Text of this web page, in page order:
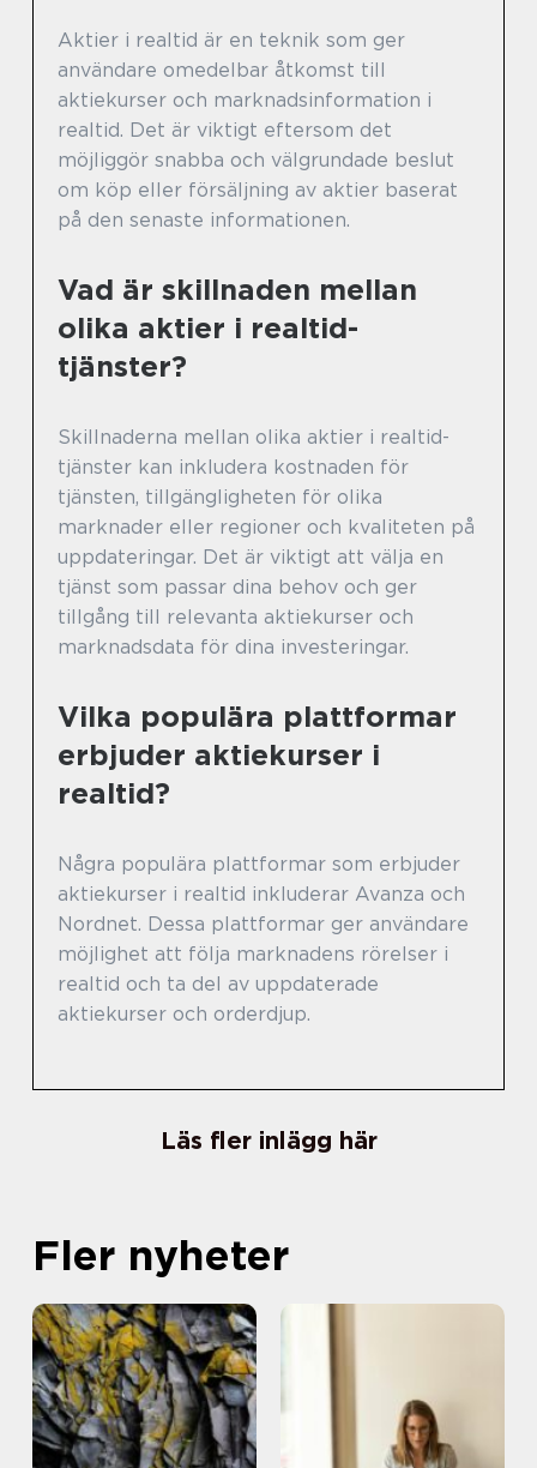
Aktier i realtid är en teknik som ger
användare omedelbar åtkomst till
aktiekurser och marknadsinformation i
realtid. Det är viktigt eftersom det
möjliggör snabba och välgrundade beslut
om köp eller försäljning av aktier baserat
på den senaste informationen.
Vad är skillnaden mellan
olika aktier i realtid-
tjänster?
Skillnaderna mellan olika aktier i realtid-
tjänster kan inkludera kostnaden för
tjänsten, tillgängligheten för olika
marknader eller regioner och kvaliteten på
uppdateringar. Det är viktigt att välja en
tjänst som passar dina behov och ger
tillgång till relevanta aktiekurser och
marknadsdata för dina investeringar.
Vilka populära plattformar
erbjuder aktiekurser i
realtid?
Några populära plattformar som erbjuder
aktiekurser i realtid inkluderar Avanza och
Nordnet. Dessa plattformar ger användare
möjlighet att följa marknadens rörelser i
realtid och ta del av uppdaterade
aktiekurser och orderdjup.
Läs fler inlägg här
Fler nyheter